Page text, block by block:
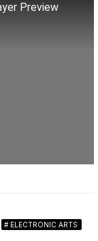
Preview
ELECTRONIC ARTS